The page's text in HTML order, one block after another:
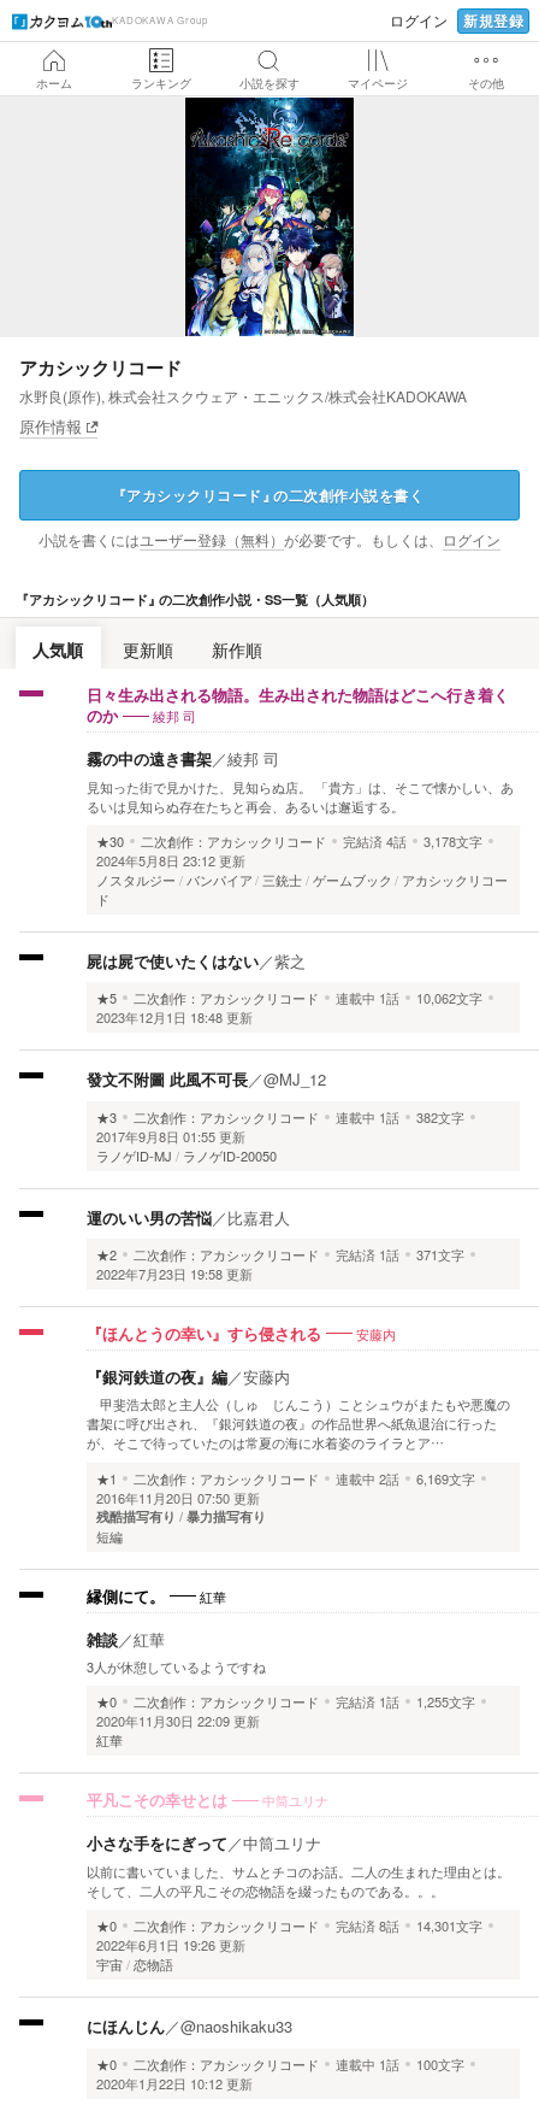
KADOKAWA Group ログイン 新規登録
ホーム ランキング 小説を探す マイページ その他
アカシックリコード
水野良(原作), 株式会社スクウェア・エニックス/株式会社KADOKAWA
原作情報
『アカシックリコード』の二次創作小説を書く
小説を書くにはユーザー登録（無料） が必要です。もしくは、 ログイン
『アカシックリコード』の二次創作小説・SS一覧（人気順）
人気順 更新順 新作順
日々生み出される物語。生み出された物語はどこへ行き着く
のか
綾邦 司
霧の中の遠き書架／綾邦 司
見知った街で見かけた、見知らぬ店。 「貴方」は、そこで懐かしい、あ
るいは見知らぬ存在たちと再会、あるいは邂逅する。
★30
二次創作：アカシックリコード 完結済4話
3,178文字
2024年5月8日 23:12 更新
ノスタルジー
バンパイア 三銃士 ゲームブック
アカシックリコー
ド
屍は屍で使いたくはない／紫之
★5 二次創作：アカシックリコード 連載中 1話
10,062文字
2023年12月1日 18:48 更新
發文不附圖 此風不可長／@MJ_12
★3 二次創作：アカシックリコード 連載中 1話
382文字
2017年9月8日 01:55 更新
ラノゲID-MJ
ラノゲID-20050
運のいい男の苦悩／比嘉君人
★2 二次創作：アカシックリコード 完結済 1話
371文字
2022年7月23日 19:58 更新
『ほんとうの幸い』すら侵される 安藤内
『銀河鉄道の夜』編／安藤内
甲斐浩太郎と主人公（しゅ じんこう）ことシュウがまたもや悪魔の
書架に呼び出され、『銀河鉄道の夜』の作品世界へ紙魚退治に行った
が、そこで待っていたのは常夏の海に水着姿のライラとア…
★1
二次創作：アカシックリコード 連載中 2話
6,169文字
2016年11月20日 07:50 更新
残酷描写有り 暴力描写有り
短編
縁側にて。 紅華
雑談／紅華
3人が休憩しているようですね
★0
二次創作：アカシックリコード 完結済 1話
1,255文字
2020年11月30日 22:09 更新
紅華
平凡こその幸せとは 中筒ユリナ
小さな手をにぎって／中筒ユリナ
以前に書いていました、サムとチコのお話。二人の生まれた理由とは。
そして、二人の平凡こその恋物語を綴ったものである。。。
★0
二次創作：アカシックリコード 完結済8話
14,301文字
2022年6月1日 19:26 更新
宇宙 恋物語
にほんじん／@naoshikaku33
★0 二次創作：アカシックリコード 連載中 1話
100文字
2020年1月22日 10:12 更新